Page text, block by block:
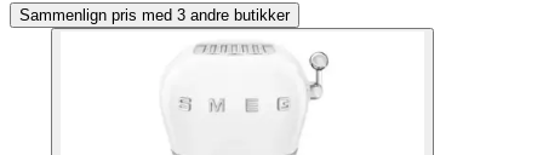
Sammenlign pris med 3 andre butikker